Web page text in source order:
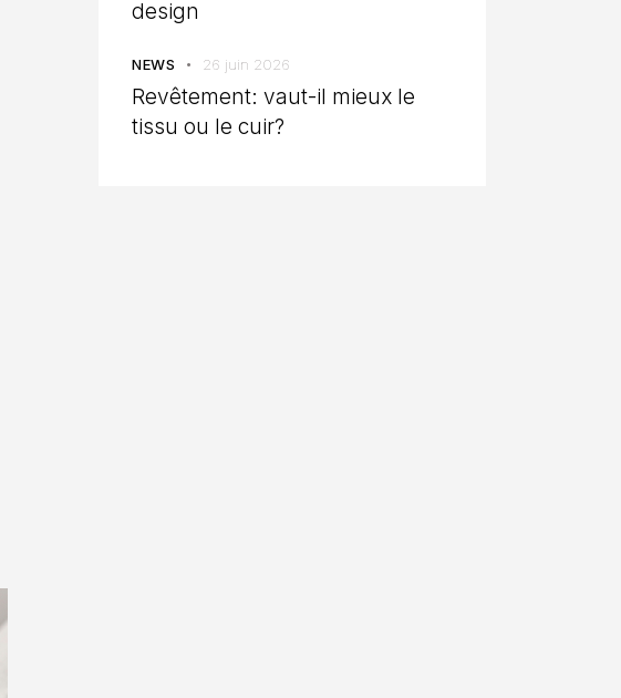
design
NEWS 26 juin 2026
Revêtement: vaut-il mieux le
tissu ou le cuir?